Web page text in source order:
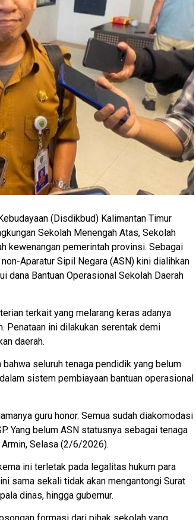
(Disdikbud) Kalimantan Timur
Sekolah Menengah Atas, Sekolah
kewenangan pemerintah provinsi. Sebagai
Aparatur Sipil Negara (ASN) kini dialihkan
dana Bantuan Operasional Sekolah Daerah
terkait yang melarang keras adanya
Penataan ini dilakukan serentak demi
daerah.
seluruh tenaga pendidik yang belum
sistem pembiayaan bantuan operasional
guru honor. Semua sudah diakomodasi
Yang belum ASN statusnya sebagai tenaga
Armin, Selasa (2/6/2026).
ini terletak pada legalitas hukum para
sama sekali tidak akan mengantongi Surat
dinas, hingga gubernur.